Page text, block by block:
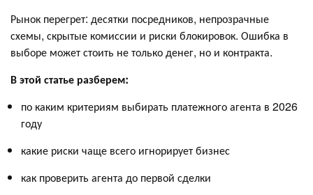
Рынок перегрет: десятки посредников, непрозрачные
схемы, скрытые комиссии и риски блокировок. Ошибка в
выборе может стоить не только денег, но и контракта.
В этой статье разберем:
по каким критериям выбирать платежного агента в 2026
году
какие риски чаще всего игнорирует бизнес
как проверить агента до первой сделки